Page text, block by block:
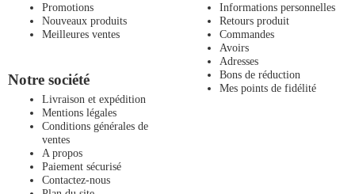
Promotions
Nouveaux produits
Meilleures ventes
Notre société
Livraison et expédition
Mentions légales
Conditions générales de
ventes
A propos
Paiement sécurisé
Contactez-nous
Informations personnelles
Retours produit
Commandes
Avoirs
Adresses
Bons de réduction
Mes points de fidélité